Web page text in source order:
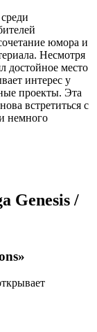
юмора и
Несмотря
достойное место
интерес у
проекты. Эта
встретиться с
немного
Genesis /